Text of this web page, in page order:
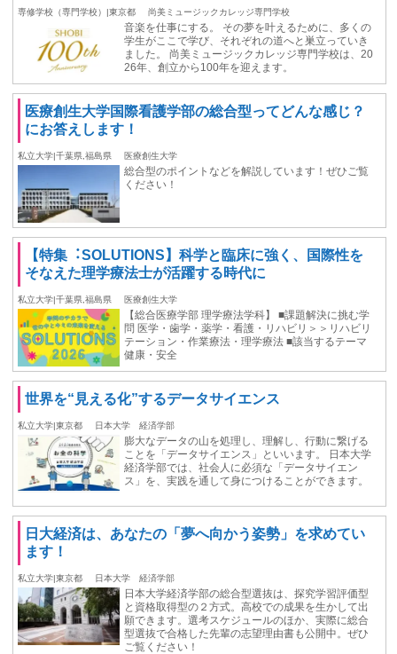
専修学校（専門学校）|東京都 尚美ミュージックカレッジ専門学校
音楽を仕事にする。 その夢を叶えるために、多くの
学生がここで学び、それぞれの道へと巣立っていき
ました。 尚美ミュージックカレッジ専門学校は、20
26年、創立から100年を迎えます。
医療創生大学国際看護学部の総合型ってどんな感じ？
にお答えします！
私立大学|千葉県,福島県 医療創生大学
総合型のポイントなどを解説しています！ぜひご覧
ください！
【特集︓SOLUTIONS】科学と臨床に強く、国際性を
そなえた理学療法士が活躍する時代に
私立大学|千葉県,福島県 医療創生大学
【総合医療学部 理学療法学科】 ■課題解決に挑む学
問 医学・歯学・薬学・看護・リハビリ＞＞リハビリ
テーション・作業療法・理学療法 ■該当するテーマ
健康・安全
世界を“見える化”するデータサイエンス
私立大学|東京都 日本大学 経済学部
膨大なデータの山を処理し、理解し、行動に繋げる
ことを「データサイエンス」といいます。 日本大学
経済学部では、社会人に必須な「データサイエン
ス」を、実践を通して身につけることができます。
日大経済は、あなたの「夢へ向かう姿勢」を求めてい
ます！
私立大学|東京都 日本大学 経済学部
日本大学経済学部の総合型選抜は、探究学習評価型
と資格取得型の２方式。高校での成果を生かして出
願できます。選考スケジュールのほか、実際に総合
型選抜で合格した先輩の志望理由書も公開中。ぜひ
ご覧ください！